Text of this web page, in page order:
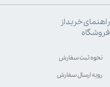
راهنمای خرید از
فروشگاه
نحوه ثبت سفارش
رویه ارسال سفارش